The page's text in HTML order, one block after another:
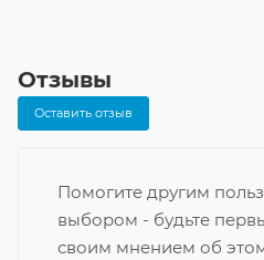
Отзывы
Оставить отзыв
Помогите другим
выбором - будьте
своим мнением об